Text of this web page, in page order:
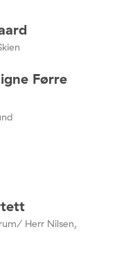
Førre
Herr Nilsen,